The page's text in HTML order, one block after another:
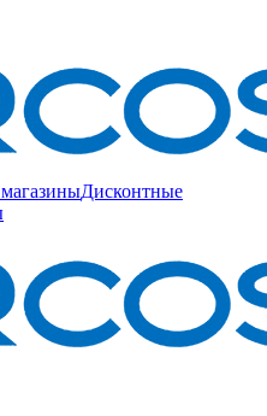
Дисконтные